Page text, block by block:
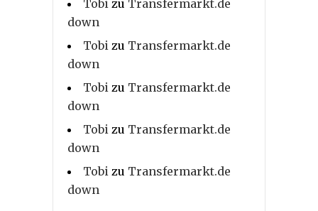
Tobi zu Transfermarkt.de
down
Tobi zu Transfermarkt.de
down
Tobi zu Transfermarkt.de
down
Tobi zu Transfermarkt.de
down
Tobi zu Transfermarkt.de
down